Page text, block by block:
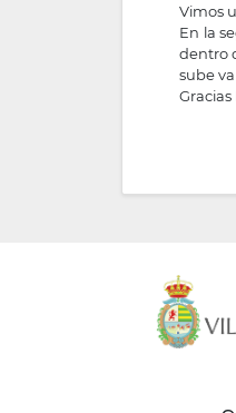
Vimos
En la
dentro
sube